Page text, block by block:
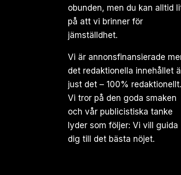
obunden, men du kan alltid
på att vi brinner för
jämställdhet.
Vi är annonsfinansierade
det redaktionella innehållet
just det – 100% redaktionellt.
Vi tror på den goda smaken
och vår publicistiska tanke
lyder som följer: Vi vill guida
dig till det bästa nöjet.